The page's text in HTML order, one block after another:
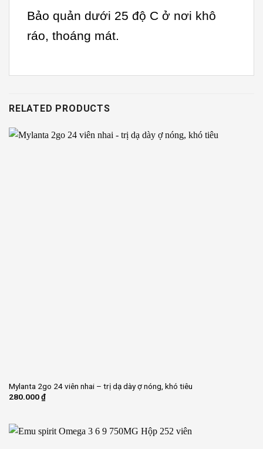
Bảo quản dưới 25 độ C ở nơi khô
ráo, thoáng mát.
RELATED PRODUCTS
Mylanta 2go 24 viên nhai – trị dạ dày ợ nóng, khó tiêu
280.000₫